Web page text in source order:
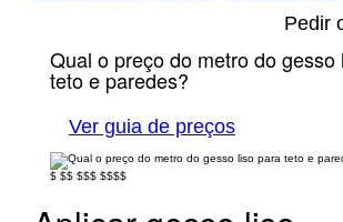
Pedir
Qual o preço do metro do gesso
teto e paredes?
Ver guia de preços
$ $$ $$$ $$$$